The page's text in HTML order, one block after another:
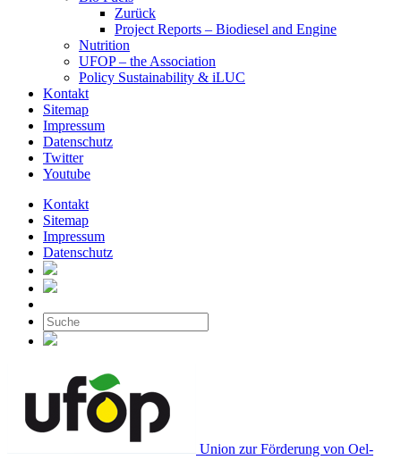
Zurück
Project Reports – Biodiesel and Engine
Nutrition
UFOP – the Association
Policy Sustainability & iLUC
Kontakt
Sitemap
Impressum
Datenschutz
Twitter
Youtube
Kontakt
Sitemap
Impressum
Datenschutz
Union zur Förderung von Oel-